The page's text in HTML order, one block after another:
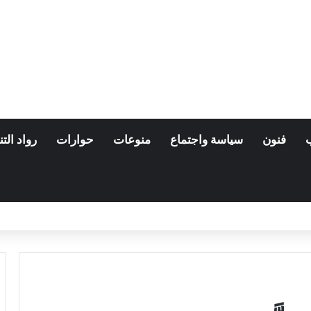
فنون سياسة واجتماع منوعات حوارات رواد